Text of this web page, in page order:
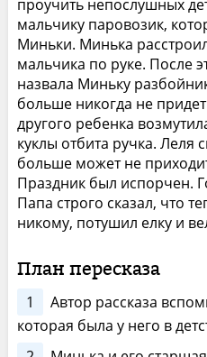
проучить непослушных
мальчику паровозик,
Миньки. Минька
мальчика по руке. После
назвала Миньку
больше никогда не
другого ребенка
куклы отбита ручка. Леля
больше может не
Праздник был испорчен.
Папа строго сказал, что
никому, потушил елку и
План пересказа
1
Автор рассказа
которая была у него в